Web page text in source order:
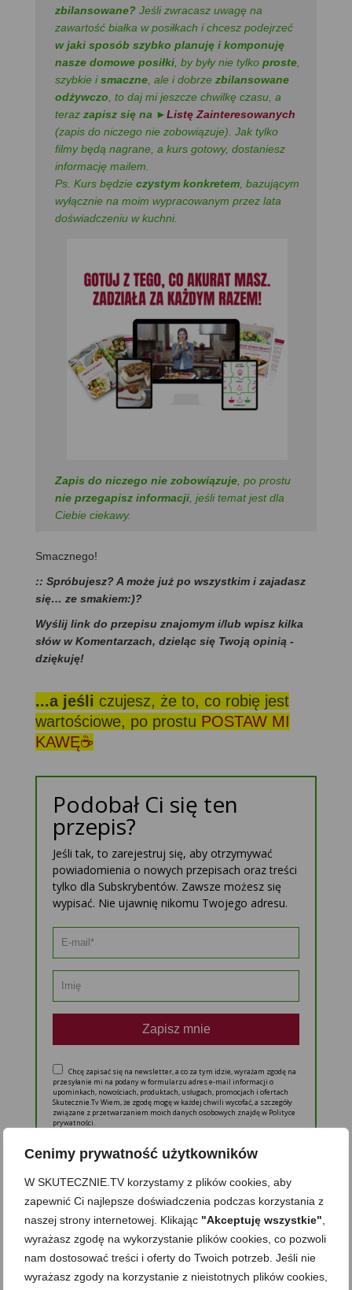
Cenimy prywatność użytkowników
W SKUTECZNIE.TV korzystamy z plików cookies, aby
zapewnić Ci najlepsze doświadczenia podczas korzystania z
naszej strony internetowej. Klikając "Akceptuję wszystkie"
wyrażasz zgodę na wykorzystanie plików cookies, co pozwoli
nam dostosować treści i oferty do Twoich potrzeb. Jeśli nie
wyrażasz zgody na korzystanie z nieistotnych plików cookies,
zbilansowane? Jeśli zwracasz uwagę na
zawartość białka w posiłkach i chcesz podejrzeć
w jaki sposób szybko planuję i komponuję
nasze domowe posiłki , by były nie tylko proste
szybkie ismaczne , ale i dobrze zbilansowane
odżywczo , to daj mi jeszcze chwilkę czasu, a
teraz zapisz się na ►Listę Zainteresowanych
(zapis do niczego nie zobowiązuje). Jak tylko
filmy będą nagrane, a kurs gotowy, dostaniesz
informację mailem.
Ps. Kurs będzie czystym konkretem , bazującym
wyłącznie na moim wypracowanym przez lata
doświadczeniu w kuchni.
Zapis do niczego nie zobowiązuje , po prostu
nie przegapisz informacji , jeśli temat jest dla
Ciebie ciekawy.
Smacznego!
:: Spróbujesz? A może już po wszystkim i zajadasz
się… ze smakiem:)?
Wyślij link do przepisu znajomym i/lub wpisz kilka
słów w Komentarzach, dzieląc się Twoją opinią -
dziękuję!
...a jeśli czujesz, że to, co robię jest
wartościowe, po prostu POSTAW MI
KAWĘ☕
Podobał Ci się ten
przepis?
Jeśli tak, to zarejestruj się, aby otrzymywać
powiadomienia o nowych przepisach oraz treści
tylko dla Subskrybentów. Zawsze możesz się
wypisać. Nie ujawnię nikomu Twojego adresu.
Zapisz mnie
Chcę zapisać się na newsletter, a co za tym idzie, wyrażam zgodę na
przesyłanie mi na podany w formularzu adres e-mail informacji o
upominkach, nowościach, produktach, usługach, promocjach i ofertach
Skutecznie.Tv Wiem, że zgodę mogę w każdej chwili wycofać, a szczegóły
związane z przetwarzaniem moich danych osobowych znajdę w Polityce
prywatności.
eBooki i video inspiracje dla Ciebie